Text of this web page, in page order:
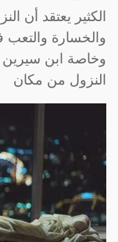
الكثير يعتقد أن
والخسارة والتعب
وخاصة ابن
النزول من مكان